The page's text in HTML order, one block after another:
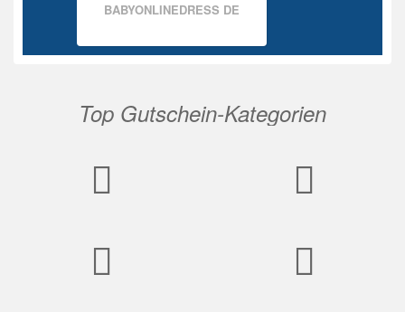
BABYONLINEDRESS DE
Top Gutschein-Kategorien